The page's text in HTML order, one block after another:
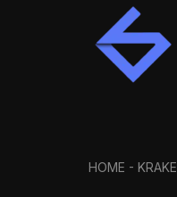
HOME -